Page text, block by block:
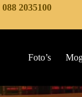
088 2035100
Foto’s